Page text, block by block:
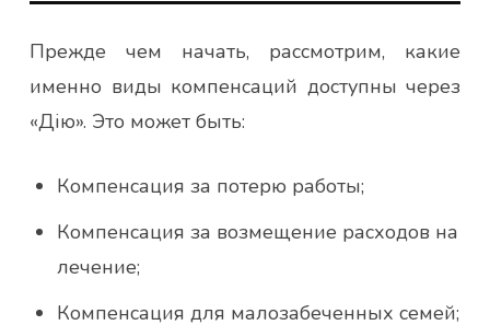
Прежде чем начать, рассмотрим, какие
именно виды компенсаций доступны через
«Дію». Это может быть:
Компенсация за потерю работы;
Компенсация за возмещение расходов на
лечение;
Компенсация для малозабеченных семей;